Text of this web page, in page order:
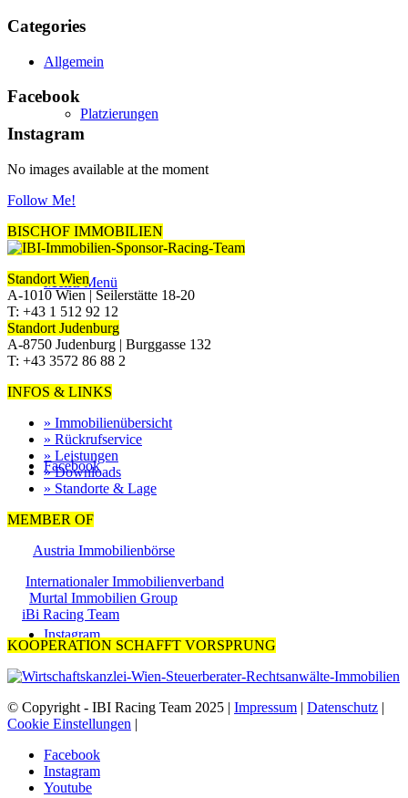
Platzierungen
Menü Menü
Facebook
Instagram
Categories
Allgemein
Facebook
Instagram
No images available at the moment
Follow Me!
BISCHOF IMMOBILIEN
Standort Wien
A-1010 Wien | Seilerstätte 18-20
T: +43 1 512 92 12
Standort Judenburg
A-8750 Judenburg | Burggasse 132
T: +43 3572 86 88 2
INFOS & LINKS
» Immobilienübersicht
» Rückrufservice
» Leistungen
» Downloads
» Standorte & Lage
MEMBER OF
Austria Immobilienbörse
Internationaler Immobilienverband
Murtal Immobilien Group
iBi Racing Team
KOOPERATION SCHAFFT VORSPRUNG
© Copyright - IBI Racing Team 2025 | Impressum | Datenschutz |
Cookie Einstellungen |
Facebook
Instagram
Youtube